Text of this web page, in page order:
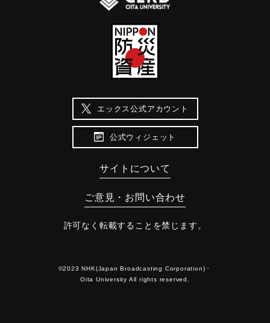
エックス公式アカウント
公式ウィジェット
サイトについて
ご意見・お問い合わせ
許可なく転載することを禁じます。
©2023 NHK(Japan Broadcasting Corporation)・
Oita University All rights reserved.